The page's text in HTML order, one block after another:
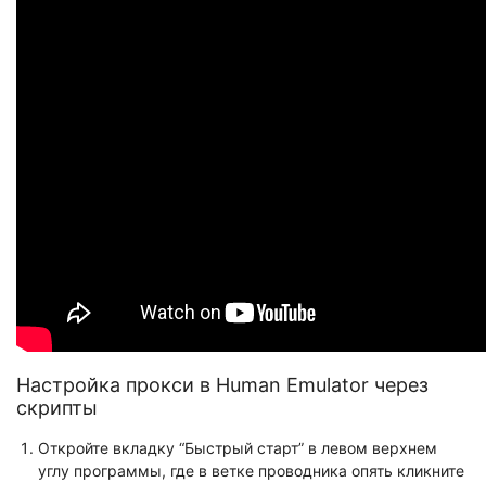
Настройка прокси в Human Emulator через
скрипты
Откройте вкладку “Быстрый старт” в левом верхнем
углу программы, где в ветке проводника опять кликните